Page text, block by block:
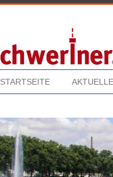
STARTSEITE